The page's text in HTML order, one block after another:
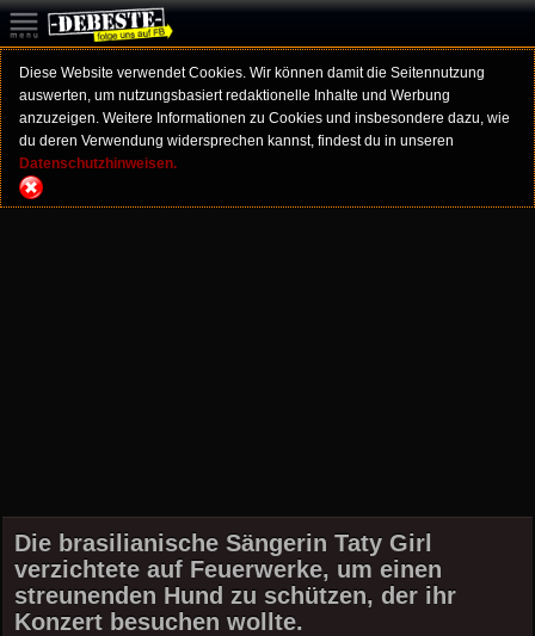
Diese Website verwendet Cookies. Wir können damit die Seitennutzung
auswerten, um nutzungsbasiert redaktionelle Inhalte und Werbung
anzuzeigen. Weitere Informationen zu Cookies und insbesondere dazu, wie
du deren Verwendung widersprechen kannst, findest du in unseren
Datenschutzhinweisen.
Die brasilianische Sängerin Taty Girl
verzichtete auf Feuerwerke, um einen
streunenden Hund zu schützen, der ihr
Konzert besuchen wollte.